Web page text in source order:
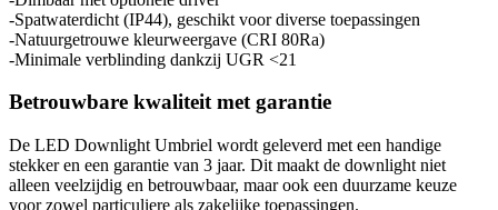
-Spatwaterdicht (IP44), geschikt voor diverse toepassingen
-Natuurgetrouwe kleurweergave (CRI 80Ra)
-Minimale verblinding dankzij UGR <21
Betrouwbare kwaliteit met garantie
De LED Downlight Umbriel wordt geleverd met een handige
stekker en een garantie van 3 jaar. Dit maakt de downlight niet
alleen veelzijdig en betrouwbaar, maar ook een duurzame keuze
voor zowel particuliere als zakelijke toepassingen.